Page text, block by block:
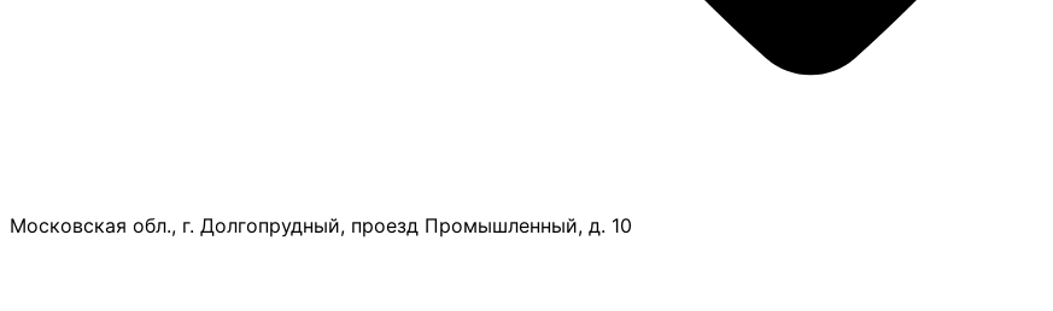
Московская обл., г. Долгопрудный, проезд Промышленный, д. 10